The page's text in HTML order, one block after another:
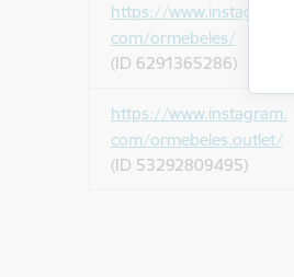
https://www.instagram.
com/ormebeles/
(ID 6291365286)
https://www.instagram.
com/ormebeles.outlet/
(ID 53292809495)